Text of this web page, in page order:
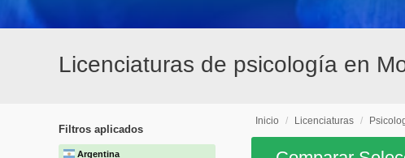
Licenciaturas de psicología en
Filtros aplicados
Argentina
Inicio / Licenciaturas /